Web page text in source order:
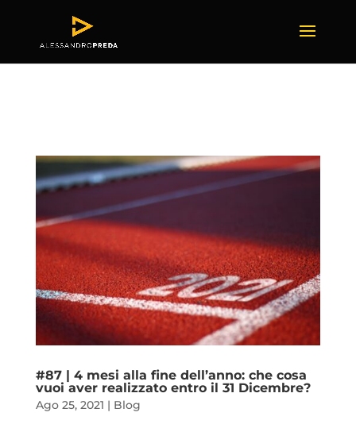
#87 | 4 mesi alla fine dell’anno: che cosa
vuoi aver realizzato entro il 31 Dicembre?
Ago 25, 2021 | Blog